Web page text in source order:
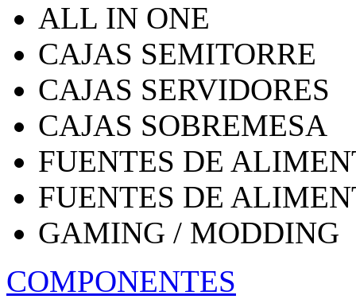
ALL IN ONE
CAJAS SEMITORRE
CAJAS SERVIDORES
CAJAS SOBREMESA
FUENTES DE
FUENTES DE
GAMING / MODDING
COMPONENTES